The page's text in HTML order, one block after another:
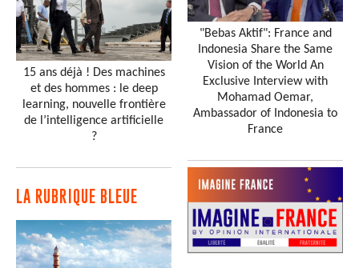
15 ans déjà ! Des machines
et des hommes : le deep
learning, nouvelle frontière
de l’intelligence artificielle
?
LA RUBRIQUE BLEUE
"Bebas Aktif": France and
Indonesia Share the Same
Vision of the World An
Exclusive Interview with
Mohamad Oemar,
Ambassador of Indonesia to
France